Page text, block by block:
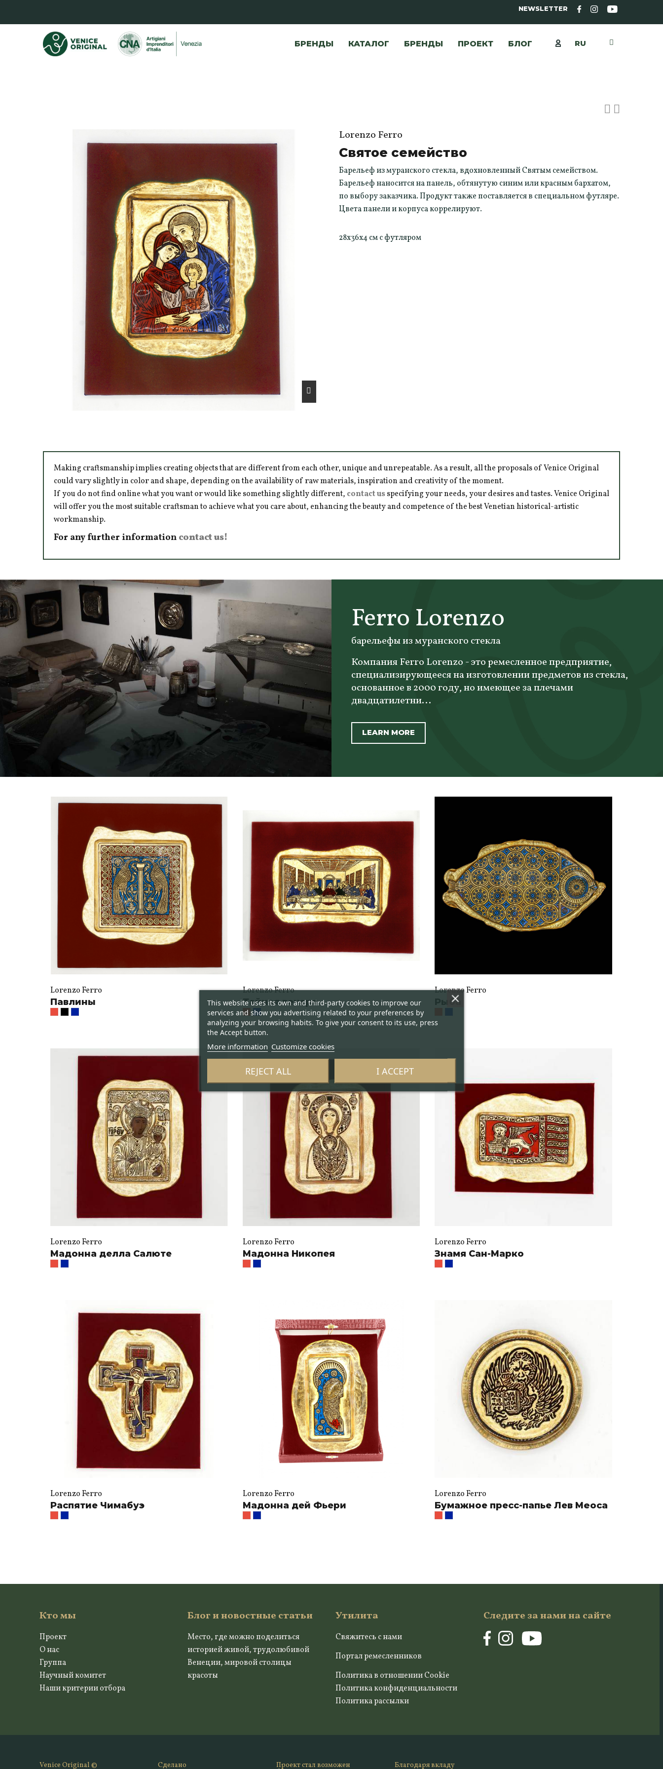
NEWSLETTER
БРЕНДЫ КАТАЛОГ БРЕНДЫ ПРОЕКТ БЛОГ RU
Lorenzo Ferro
Святое семейство
Барельеф из муранского стекла, вдохновленный Святым семейством.
Барельеф наносится на панель, обтянутую синим или красным бархатом,
по выбору заказчика. Продукт также поставляется в специальном футляре.
Цвета панели и корпуса коррелируют.
28x36x4 см с футляром
Making craftsmanship implies creating objects that are different from each other, unique and unrepeatable. As a result, all the proposals of Venice Original
could vary slightly in color and shape, depending on the availability of raw materials, inspiration and creativity of the moment.
If you do not find online what you want or would like something slightly different, contact usspecifying your needs, your desires and tastes. Venice Original
will offer you the most suitable craftsman to achieve what you care about, enhancing the beauty and competence of the best Venetian historical-artistic
workmanship.
For any further information contact us!
Ferro Lorenzo
барельефы из муранского стекла
Компания Ferro Lorenzo - это ремесленное предприятие,
специализирующееся на изготовлении предметов из стекла,
основанное в 2000 году, но имеющее за плечами
двадцатилетни...
LEARN MORE
Lorenzo Ferro
Павлины
Lorenzo Ferro
Тайная вечеря
Lorenzo Ferro
Рыба
Lorenzo Ferro
Мадонна делла Салюте
Lorenzo Ferro
Мадонна Никопея
Lorenzo Ferro
Знамя Сан-Марко
Lorenzo Ferro
Распятие Чимабуэ
Lorenzo Ferro
Мадонна дей Фьери
Lorenzo Ferro
Бумажное пресс-папье Лев Meoca
Кто мы
Проект
О нас
Группа
Научный комитет
Наши критерии отбора
Блог и новостные статьи
Место, где можно поделиться
историей живой, трудолюбивой
Венеции, мировой столицы
красоты
Утилита
Свяжитесь с нами
Портал ремесленников
Политика в отношении Cookie
Политика конфиденциальности
Политика рассылки
Следите за нами на сайте
Venice Original © Сделано Проект стал возможен Благодаря вкладу
This website uses its own and third-party cookies to improve our
services and show you advertising related to your preferences by
analyzing your browsing habits. To give your consent to its use, press
the Accept button.
More information Customize cookies
REJECT ALL I ACCEPT